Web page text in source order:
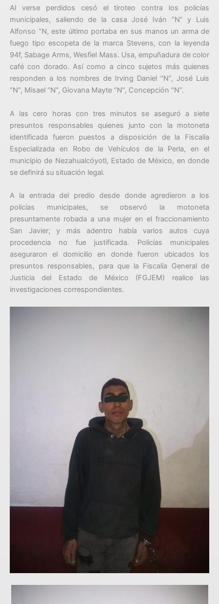
Al verse perdidos cesó el tiroteo contra los policías
municipales, saliendo de la casa José Iván “N” y Luis
Alfonso “N, este último portaba en sus manos un arma de
fuego tipo escopeta de la marca Stevens, con la leyenda
94f, Sabage Arms, Wesfiel Mass. Usa, empuñadura de color
café con dorado. Así como a cinco sujetos más quienes
responden a los nombres de Irving Daniel “N”, José Luis
“N”, Misael “N”, Giovana Mayte “N”, Concepción “N”.
A las cero horas con tres minutos se aseguró a siete
presuntos responsables quienes junto con la motoneta
identificada fueron puestos a disposición de la Fiscalía
Especializada en Robo de Vehículos de la Perla, en el
municipio de Nezahualcóyotl, Estado de México, en donde
se definirá su situación legal.
A la entrada del predio desde donde agredieron a los
policías municipales, se observó la motoneta
presuntamente robada a una mujer en el fraccionamiento
San Javier; y más adentro había varios autos cuya
procedencia no fue justificada. Policías municipales
aseguraron el domicilio en donde fueron ubicados los
presuntos responsables, para que la Fiscalía General de
Justicia del Estado de México (FGJEM) realice las
investigaciones correspondientes.